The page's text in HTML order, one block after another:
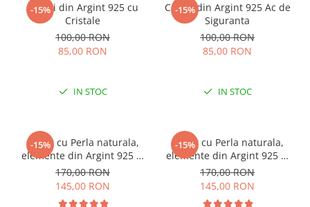
-15%
Cercei din Argint 925 cu
Cristale
100,00 RON
85,00 RON
IN STOC
-15%
Cercei din Argint 925 Ac de
Siguranta
100,00 RON
85,00 RON
IN STOC
-15%
Colier cu Perla naturala,
elemente din Argint 925 si
margele Miyuki, multicolor
170,00 RON
145,00 RON
-15%
Colier cu Perla naturala,
elemente din Argint 925 si
margele Miyuki, verde/kiwi
170,00 RON
145,00 RON